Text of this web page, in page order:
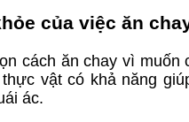
của việc ăn
cách ăn chay vì
vật có khả năng
ác.